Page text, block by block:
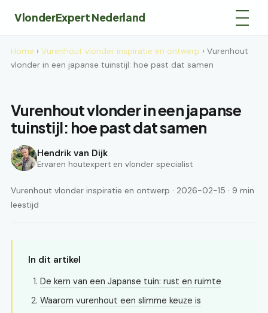
VlonderExpert Nederland
Home › Vurenhout vlonder inspiratie en ontwerp › Vurenhout
vlonder in een japanse tuinstijl: hoe past dat samen
Vurenhout vlonder in een japanse
tuinstijl: hoe past dat samen
Hendrik van Dijk
Ervaren houtexpert en vlonder specialist
Vurenhout vlonder inspiratie en ontwerp · 2026-02-15 · 9 min
leestijd
In dit artikel
De kern van een Japanse tuin: rust en ruimte
Waarom vurenhout een slimme keuze is